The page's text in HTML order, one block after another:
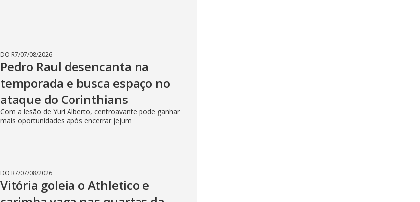
DO R7/07/08/2026
Pedro Raul desencanta na
temporada e busca espaço no
ataque do Corinthians
Com a lesão de Yuri Alberto, centroavante pode ganhar
mais oportunidades após encerrar jejum
DO R7/07/08/2026
Vitória goleia o Athletico e